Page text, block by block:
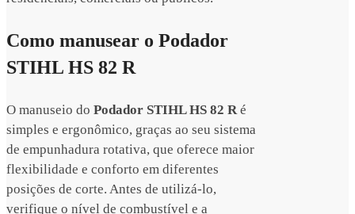
Como manusear o Podador
STIHL HS 82 R
O manuseio do Podador STIHL HS 82 Ré
simples e ergonômico, graças ao seu sistema
de empunhadura rotativa, que oferece maior
flexibilidade e conforto em diferentes
posições de corte. Antes de utilizá-lo,
verifique o nível de combustível e a